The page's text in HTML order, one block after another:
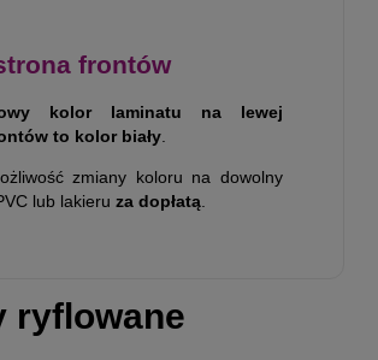
frontów
kolor laminatu na lewej
to kolor biały.
zmiany koloru na dowolny
lub lakieru za dopłatą.
ryflowane